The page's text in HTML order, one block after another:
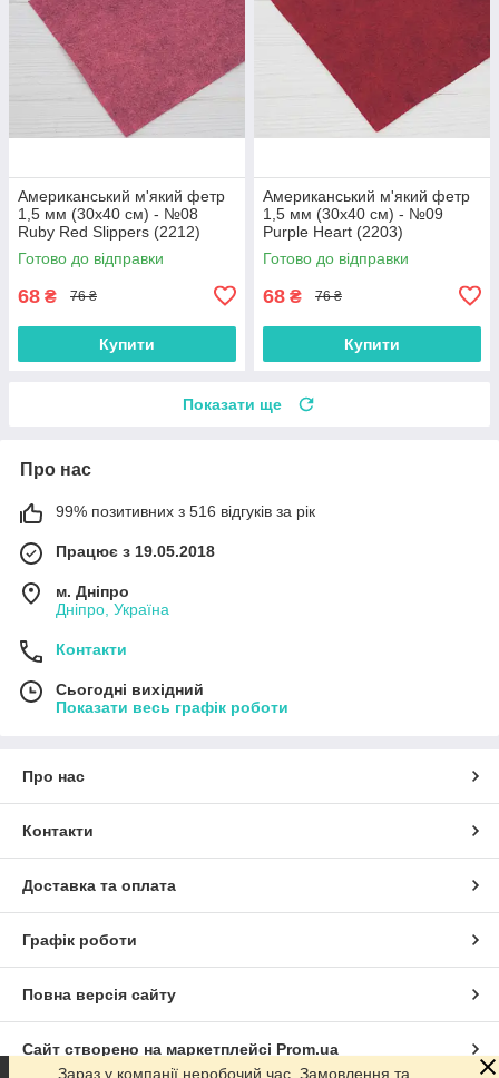
Американський м'який фетр
1,5 мм (30х40 см) - №08
Ruby Red Slippers (2212)
Готово до відправки
68 ₴ 76 ₴
Купити
Американський м'який фетр
1,5 мм (30х40 см) - №09
Purple Heart (2203)
Готово до відправки
68 ₴ 76 ₴
Купити
Показати ще
Про нас
99% позитивних з 516 відгуків за рік
Працює з 19.05.2018
м. Дніпро
Дніпро, Україна
Контакти
Сьогодні вихідний
Показати весь графік роботи
Про нас
Контакти
Доставка та оплата
Графік роботи
Повна версія сайту
Сайт створено на маркетплейсі Prom.ua
Зараз у компанії неробочий час. Замовлення та